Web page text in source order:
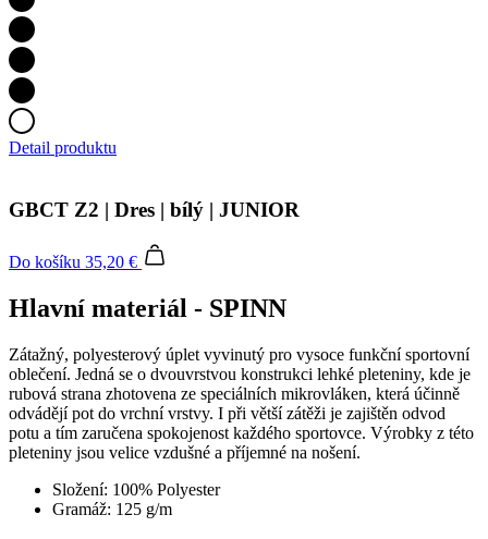
Detail produktu
GBCT Z2 | Dres | bílý | JUNIOR
Do košíku 35,20 €
Hlavní materiál - SPINN
Zátažný, polyesterový úplet vyvinutý pro vysoce funkční sportovní
oblečení. Jedná se o dvouvrstvou konstrukci lehké pleteniny, kde je
rubová strana zhotovena ze speciálních mikrovláken, která účinně
odvádějí pot do vrchní vrstvy. I při větší zátěži je zajištěn odvod
potu a tím zaručena spokojenost každého sportovce. Výrobky z této
pleteniny jsou velice vzdušné a příjemné na nošení.
Složení: 100% Polyester
Gramáž: 125 g/m